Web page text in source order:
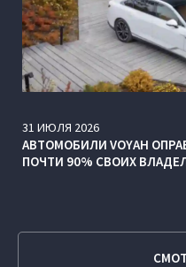
31 ИЮЛЯ 2026
АВТОМОБИЛИ VOYAH
ПОЧТИ 90% СВОИХ